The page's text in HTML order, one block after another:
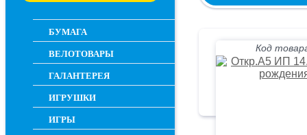
БУМАГА
ВЕЛОТОВАРЫ
ГАЛАНТЕРЕЯ
ИГРУШКИ
ИГРЫ
Код